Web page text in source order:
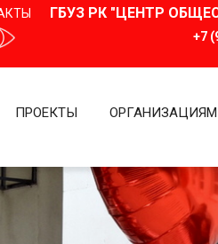
ГБУЗ РК "ЦЕНТР
+7
ПРОЕКТЫ ОРГАНИЗАЦИЯМ